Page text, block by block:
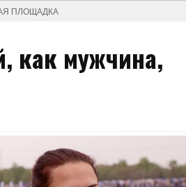
ПЛОЩАДКА
как мужчина,